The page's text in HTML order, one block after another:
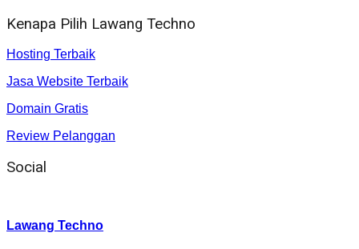
Kenapa Pilih Lawang Techno
Hosting Terbaik
Jasa Website Terbaik
Domain Gratis
Review Pelanggan
Social
Lawang Techno